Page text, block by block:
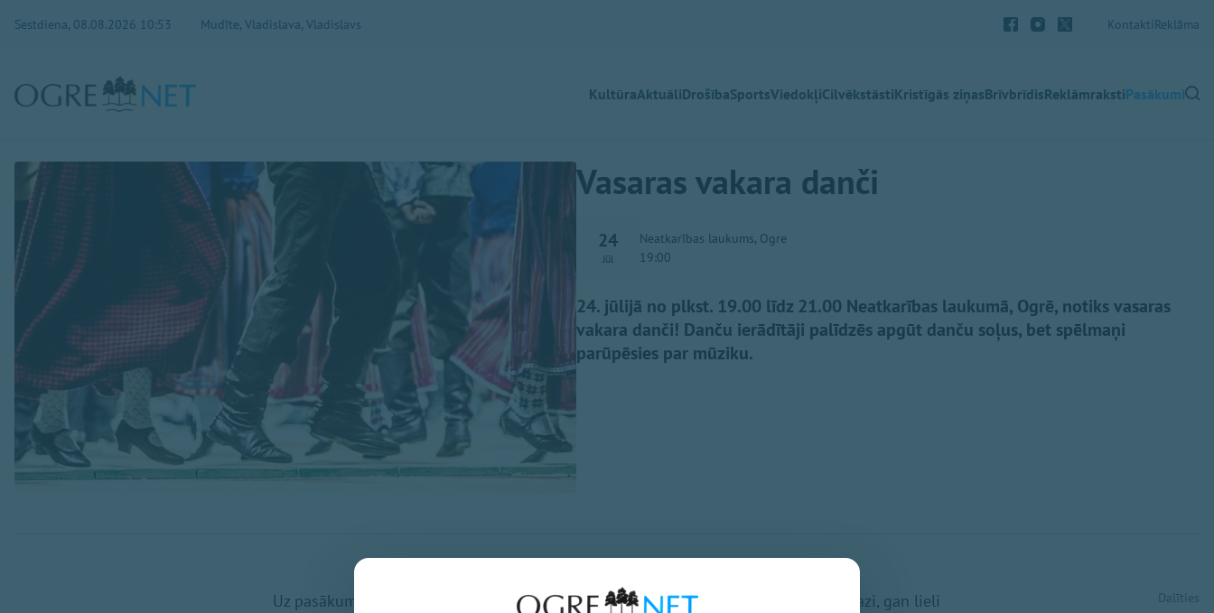
Sestdiena, 08.08.2026 10:53 Mudīte, Vladislava, Vladislavs KontaktiReklāma
KultūraAktuāliDrošībaSportsViedokļiCilvēkstāstiKristīgās ziņasBrīvbrīdisReklāmrakstiPasākumi
Vasaras vakara danči
24
Jūl
Neatkarības laukums, Ogre
19:00
24. jūlijā no plkst. 19.00 līdz 21.00 Neatkarības laukumā, Ogrē, notiks vasaras
vakara danči! Danču ierādītāji palīdzēs apgūt danču soļus, bet spēlmaņi
parūpēsies par mūziku.
Uz pasākumu aicināti gan skatītāji un klausītāji, gan dancotāji un muzikanti, gan mazi, gan lieli
Dalīties